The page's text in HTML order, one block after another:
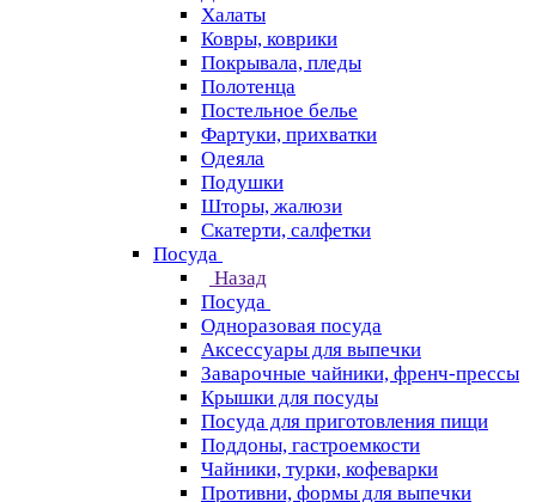
Халаты
Ковры, коврики
Покрывала, пледы
Полотенца
Постельное белье
Фартуки, прихватки
Одеяла
Подушки
Шторы, жалюзи
Скатерти, салфетки
Посуда
Назад
Посуда
Одноразовая посуда
Аксессуары для выпечки
Заварочные чайники, френч-прессы
Крышки для посуды
Посуда для приготовления пищи
Поддоны, гастроемкости
Чайники, турки, кофеварки
Противни, формы для выпечки